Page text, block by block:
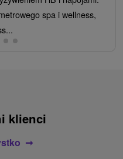
spa i wellness,
klienci